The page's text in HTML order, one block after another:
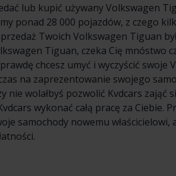
lub kupić używany Volkswagen
ponad 28 000 pojazdów, z czego
Twoich Volkswagen Tiguan
Tiguan, czeka Cię mnóstwo
chcesz umyć i wyczyścić
na zaprezentowanie swojego
nie wolałbyś pozwolić Kvdcars zająć
wykonać całą pracę za Ciebie.
samochody nowemu właścicielowi,